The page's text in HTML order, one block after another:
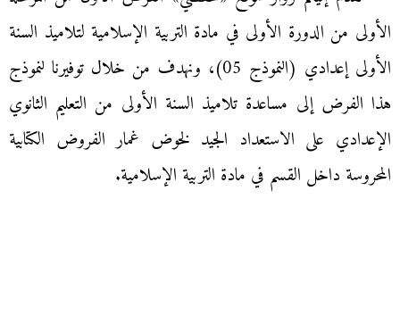
الأولى من الدورة الأولى في مادة التربية الإسلامية لتلاميذ السنة
الأولى إعدادي (النموذج 05)، ونهدف من خلال توفيرنا لنموذج
هذا الفرض إلى مساعدة تلاميذ السنة الأولى من التعليم الثانوي
الإعدادي على الاستعداد الجيد لخوض غمار الفروض الكتابية
المحروسة داخل القسم في مادة التربية الإسلامية.